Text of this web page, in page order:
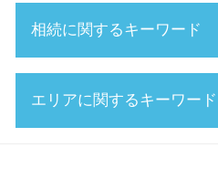
マル経融資 とは
経営革新等支援機関 と
保証制度 とは
中小企業庁 認定 支援機関
商号 とは
合同会社 資金調達
無限責任 とは
スタートアップ とは
履歴事項全部証明書 とは
助成金 とは
受給資格者創業支援助成
起業支援 助成金
吸収 合併 とは
資本 提携 とは
株式譲渡 手続き
株式 譲渡 契約書 とは
相続に関するキーワード
相続 放棄 とは
相続 基礎 控除
エリアに関するキーワード